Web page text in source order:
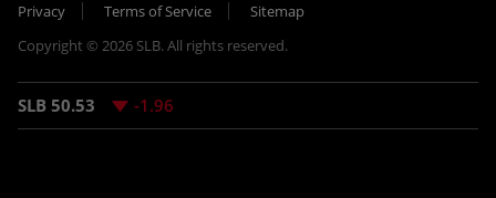
Privacy Terms of Service
Sitemap
Copyright © 2026 SLB. All rights reserved.
SLB 50.53 -1.96